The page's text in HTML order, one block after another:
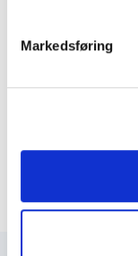
Markedsføring
Produktark